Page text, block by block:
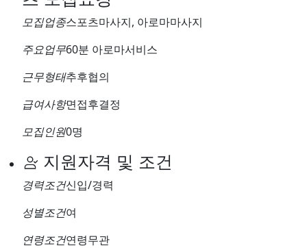
모집업종스포츠마사지, 아로마마사지
주요업무60분 아로마서비스
근무형태추후협의
급여사항면접후결정
모집인원0명
지원자격 및 조건
경력조건신입/경력
성별조건여
연령조건연령무관